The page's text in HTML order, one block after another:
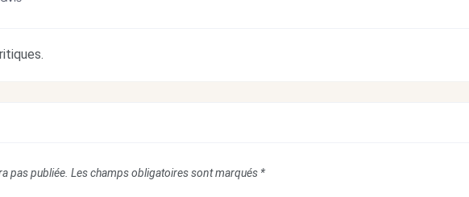
pas publiée. Les champs obligatoires sont marqués *